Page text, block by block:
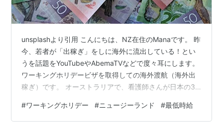
unsplashより引用 こんにちは、NZ在住のManaです。 昨
今、若者が「出稼ぎ」をしに海外に流出している！とい
うを話題をYouTubeやAbemaTVなどで度々耳にします。
ワーキングホリデービザを取得しての海外渡航（海外出
稼ぎ）です。 オーストラリアで、看護師さんが日本の3
与もらったとか、このような体験をしている若者が増え
てきているのです。 下の日経新聞の記事では、実際どれ
#ワーキングホリデー #ニュージーランド #最低時給